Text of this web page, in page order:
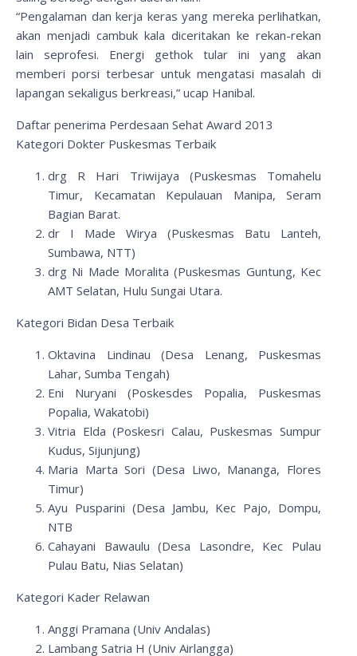
“Pengalaman dan kerja keras yang mereka perlihatkan,
akan menjadi cambuk kala diceritakan ke rekan-rekan
lain seprofesi. Energi gethok tular ini yang akan
memberi porsi terbesar untuk mengatasi masalah di
lapangan sekaligus berkreasi,” ucap Hanibal.
Daftar penerima Perdesaan Sehat Award 2013
Kategori Dokter Puskesmas Terbaik
drg R Hari Triwijaya (Puskesmas Tomahelu
Timur, Kecamatan Kepulauan Manipa, Seram
Bagian Barat.
dr I Made Wirya (Puskesmas Batu Lanteh,
Sumbawa, NTT)
drg Ni Made Moralita (Puskesmas Guntung, Kec
AMT Selatan, Hulu Sungai Utara.
Kategori Bidan Desa Terbaik
Oktavina Lindinau (Desa Lenang, Puskesmas
Lahar, Sumba Tengah)
Eni Nuryani (Poskesdes Popalia, Puskesmas
Popalia, Wakatobi)
Vitria Elda (Poskesri Calau, Puskesmas Sumpur
Kudus, Sijunjung)
Maria Marta Sori (Desa Liwo, Mananga, Flores
Timur)
Ayu Pusparini (Desa Jambu, Kec Pajo, Dompu,
NTB
Cahayani Bawaulu (Desa Lasondre, Kec Pulau
Pulau Batu, Nias Selatan)
Kategori Kader Relawan
Anggi Pramana (Univ Andalas)
Lambang Satria H (Univ Airlangga)